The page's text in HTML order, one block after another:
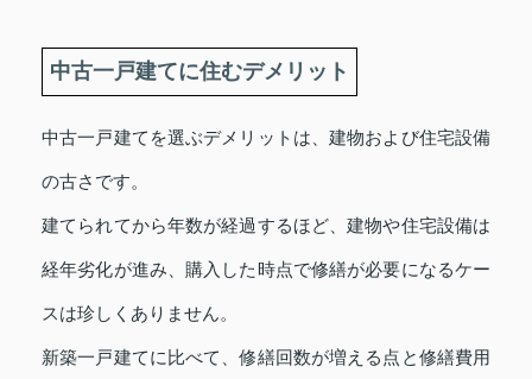
中古一戸建てに住むデメリット
中古一戸建てを選ぶデメリットは、建物および住宅設備
の古さです。
建てられてから年数が経過するほど、建物や住宅設備は
経年劣化が進み、購入した時点で修繕が必要になるケー
スは珍しくありません。
新築一戸建てに比べて、修繕回数が増える点と修繕費用